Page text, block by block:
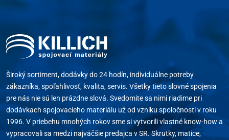
Široký sortiment, dodávky do 24 hodín, individuálne potreby
zákazníka, spoľahlivosť, kvalita, servis. Všetky tieto slovné spojenia
pre nás nie sú len prázdne slová. Svedomite sa nimi riadime pri
dodávkach spojovacieho materiálu už od vzniku spoločnosti v roku
1996. V priebehu mnohých rokov sme si vytvorili vlastné know-how a
vypracovali sa medzi najväčšie predajca v SR. Skrutky, matice,